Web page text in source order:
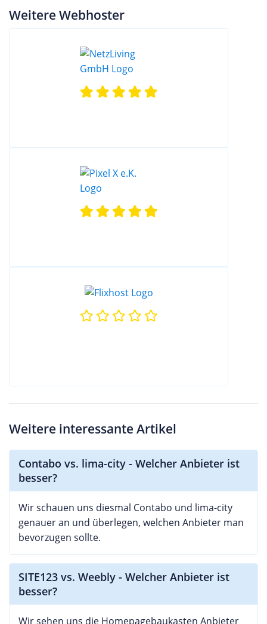
Weitere Webhoster
Weitere interessante Artikel
Contabo vs. lima-city - Welcher Anbieter ist
besser?
Wir schauen uns diesmal Contabo und lima-city
genauer an und überlegen, welchen Anbieter man
bevorzugen sollte.
SITE123 vs. Weebly - Welcher Anbieter ist
besser?
Wir sehen uns die Homepagebaukasten Anbieter